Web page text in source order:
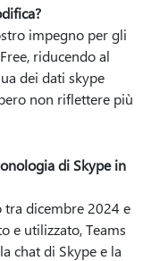
impegno per gli
riducendo al
dei dati skype
non riflettere più
di Skype in
tra dicembre 2024 e
e utilizzato, Teams
chat di Skype e la